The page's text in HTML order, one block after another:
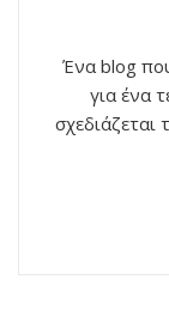
Ένα blog
για ένα